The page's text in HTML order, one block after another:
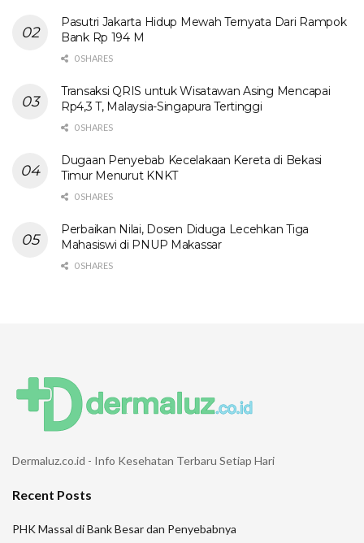
Pasutri Jakarta Hidup Mewah Ternyata Dari Rampok
Bank Rp 194 M
0 SHARES
Transaksi QRIS untuk Wisatawan Asing Mencapai
Rp4,3 T, Malaysia-Singapura Tertinggi
0 SHARES
Dugaan Penyebab Kecelakaan Kereta di Bekasi
Timur Menurut KNKT
0 SHARES
Perbaikan Nilai, Dosen Diduga Lecehkan Tiga
Mahasiswi di PNUP Makassar
0 SHARES
Dermaluz.co.id - Info Kesehatan Terbaru Setiap Hari
Recent Posts
PHK Massal di Bank Besar dan Penyebabnya